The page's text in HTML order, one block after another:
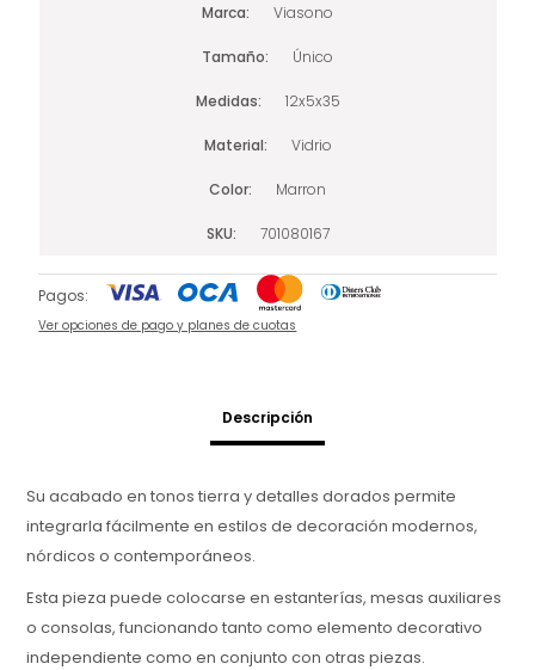
Marca Viasono
Tamaño Único
Medidas 12x5x35
Material Vidrio
Color Marron
SKU 701080167
Pagos:
Ver opciones de pago y planes de cuotas
Descripción
Su acabado en tonos tierra y detalles dorados permite
integrarla fácilmente en estilos de decoración modernos,
nórdicos o contemporáneos.
Esta pieza puede colocarse en estanterías, mesas auxiliares
o consolas, funcionando tanto como elemento decorativo
independiente como en conjunto con otras piezas.